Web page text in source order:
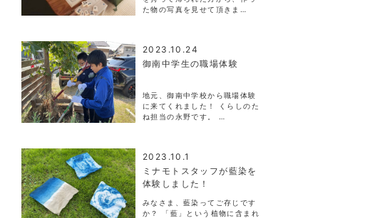
た物の写真を見せて頂きま…
2023.10.24
御南中学生の職場体験
地元、御南中学校から職場体験
に来てくれました！ くらしのた
ね担当の永野です。 …
2023.10.1
ミナモトスタッフが藍染を
体験しました！
みなさま、藍染ってご存じです
か？ 「藍」という植物に含まれ